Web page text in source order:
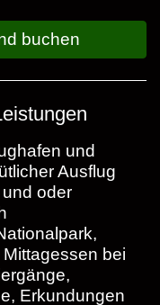
buchen
und
Ausflug
oder
bei
Erkundungen